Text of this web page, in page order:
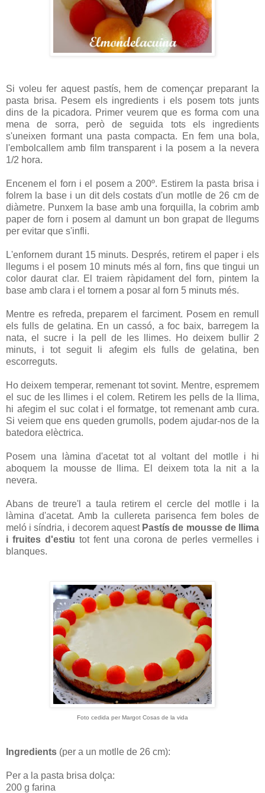
Si voleu fer aquest pastís, hem de començar preparant la
pasta brisa. Pesem els ingredients i els posem tots junts
dins de la picadora. Primer veurem que es forma com una
mena de sorra, però de seguida tots els ingredients
s'uneixen formant una pasta compacta. En fem una bola,
l'embolcallem amb film transparent i la posem a la nevera
1/2 hora.
Encenem el forn i el posem a 200º. Estirem la pasta brisa i
folrem la base i un dit dels costats d'un motlle de 26 cm de
diàmetre. Punxem la base amb una forquilla, la cobrim amb
paper de forn i posem al damunt un bon grapat de llegums
per evitar que s'infli.
L'enfornem durant 15 minuts. Després, retirem el paper i els
llegums i el posem 10 minuts més al forn, fins que tingui un
color daurat clar. El traiem ràpidament del forn, pintem la
base amb clara i el tornem a posar al forn 5 minuts més.
Mentre es refreda, preparem el farciment. Posem en remull
els fulls de gelatina. En un cassó, a foc baix, barregem la
nata, el sucre i la pell de les llimes. Ho deixem bullir 2
minuts, i tot seguit li afegim els fulls de gelatina, ben
escorreguts.
Ho deixem temperar, remenant tot sovint. Mentre, espremem
el suc de les llimes i el colem. Retirem les pells de la llima,
hi afegim el suc colat i el formatge, tot remenant amb cura.
Si veiem que ens queden grumolls, podem ajudar-nos de la
batedora elèctrica.
Posem una làmina d'acetat tot al voltant del motlle i hi
aboquem la mousse de llima. El deixem tota la nit a la
nevera.
Abans de treure'l a taula retirem el cercle del motlle i la
làmina d'acetat. Amb la cullereta parisenca fem boles de
meló i síndria, i decorem aquest Pastís de mousse de llima
i fruites d'estiu tot fent una corona de perles vermelles i
blanques.
Foto cedida per Margot Cosas de la vida
Ingredients (per a un motlle de 26 cm):
Per a la pasta brisa dolça:
200 g farina